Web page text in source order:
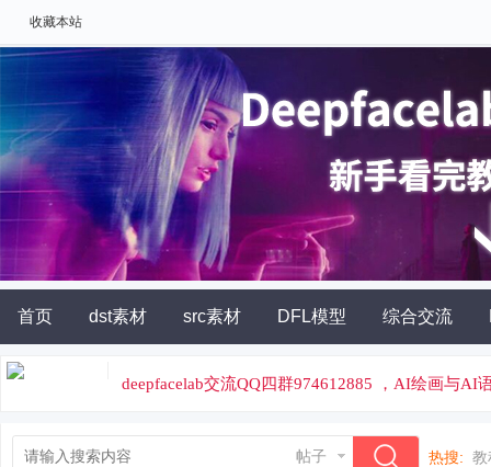
收藏本站
首页 dst素材 src素材 DFL模型 综合交流
AI角色扮演
deepfacelab交流QQ四群974612885 ，AI绘画与AI
帖子
热搜: 教